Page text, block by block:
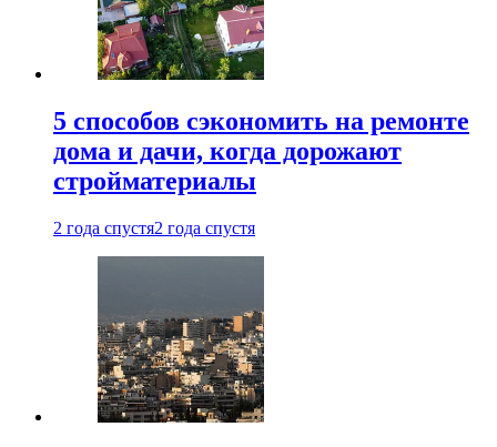
5 способов сэкономить на ремонте
дома и дачи, когда дорожают
стройматериалы
2 года спустя2 года спустя